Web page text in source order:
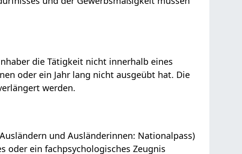
die Tätigkeit nicht innerhalb eines
oder ein Jahr lang nicht ausgeübt hat. Die
werden.
und Ausländerinnen: Nationalpass)
oder ein fachpsychologisches Zeugnis